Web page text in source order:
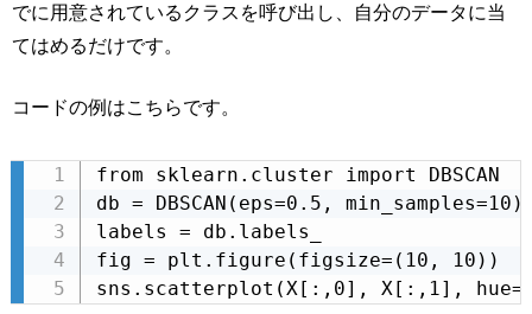
でに用意されているクラスを呼び出し、自分のデータに当
てはめるだけです。
コードの例はこちらです。
from sklearn.cluster import DBSCAN
db = DBSCAN(eps=0.5,
labels = db.labels_
fig = plt.figure(figsize=(10, 10))
sns.scatterplot(X[:,0], X[:,1],